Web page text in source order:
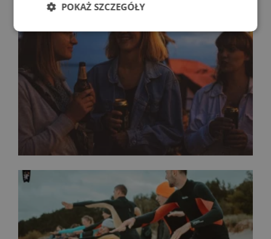
POKAŻ SZCZEGÓŁY